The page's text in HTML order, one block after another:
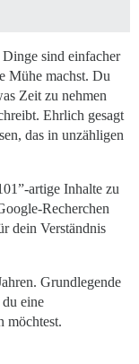
Dinge sind einfacher
Mühe machst. Du
Zeit zu nehmen
Ehrlich gesagt
das in unzähligen
artige Inhalte zu
Recherchen
dein Verständnis
Grundlegende
eine
möchtest.